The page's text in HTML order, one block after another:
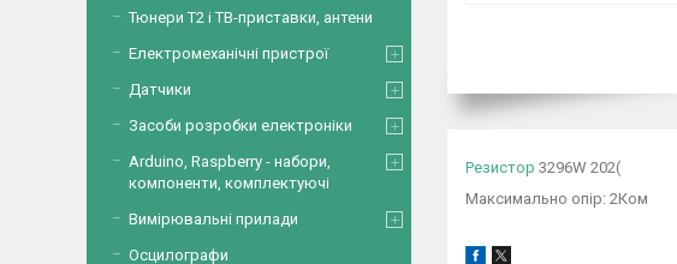
Резистор 3296W 202(
Максимально опір: 2Ком
Тюнери Т2 і ТВ-приставки, антени
Електромеханічні пристрої
Датчики
Засоби розробки електроніки
Arduino, Raspberry - набори,
компоненти, комплектуючі
Вимірювальні прилади
Осцилографи